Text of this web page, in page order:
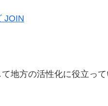
JOIN
地方の活性化に役立っ